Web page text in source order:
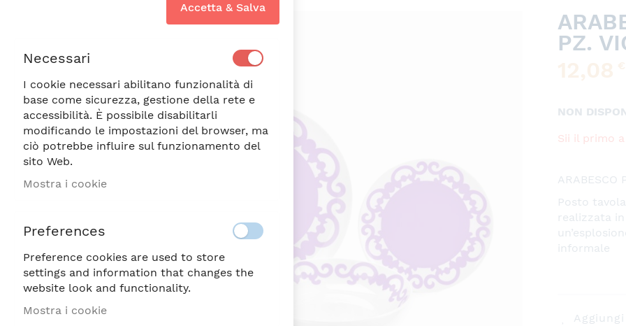
PZ.
NON
Sii il primo
ARABESCO
Posto
realizzata
informale
della
galleria
di
immagini
Accetta & Salva
Necessari
I cookie necessari abilitano funzionalità di
base come sicurezza, gestione della rete e
accessibilità. È possibile disabilitarli
modificando le impostazioni del browser, ma
ciò potrebbe influire sul funzionamento del
sito Web.
Mostra i cookie
Preferences
Preference cookies are used to store
settings and information that changes the
website look and functionality.
Mostra i cookie